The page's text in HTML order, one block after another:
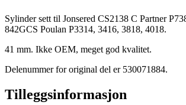
Sylinder sett til Jonsered CS2138 C Partner
842GCS Poulan P3314, 3416, 3818, 4018.
41 mm. Ikke OEM, meget god kvalitet.
Delenummer for original del er 530071884.
Tilleggsinformasjon